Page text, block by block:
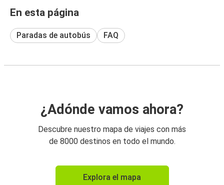
En esta página
Paradas de autobús FAQ
¿Adónde vamos ahora?
Descubre nuestro mapa de viajes con más
de 8000 destinos en todo el mundo.
Explora el mapa